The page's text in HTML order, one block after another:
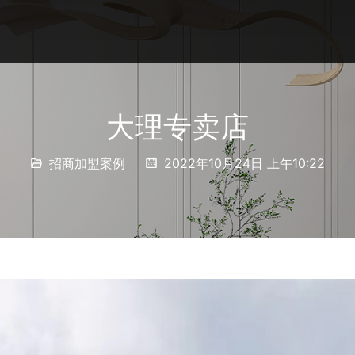
大理专卖店
招商加盟案例 2022年10月24日 上午10:22